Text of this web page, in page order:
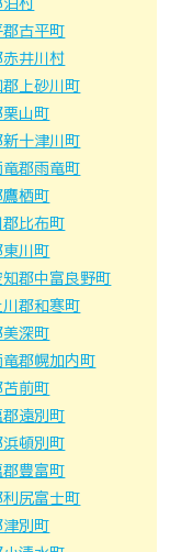
郡古平町
井川村
郡上砂川町
山町
十津川町
竜郡雨竜町
鷹栖町
郡比布町
東川町
知郡中富良野町
川郡和寒町
深町
竜郡幌加内町
前町
郡遠別町
頓別町
郡豊富町
尻富士町
別町